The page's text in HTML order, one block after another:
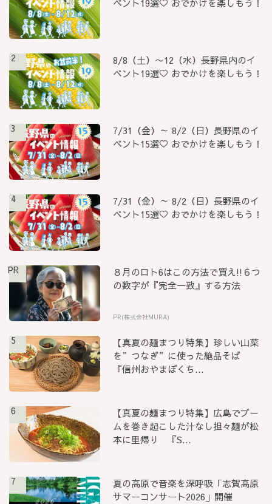
ベント19選♡ おでかけを楽しもう！
2
8/8（土）〜12（水）長野県内のイ
ベント19選♡ おでかけを楽しもう！
3
7/31（金）～ 8/2（日）長野県のイ
ベント15選♡ おでかけを楽しもう！
4
7/31（金）～ 8/2（日）長野県のイ
ベント15選♡ おでかけを楽しもう！
PR
８月のロト6はこの方法で買え!!６つ
の数字が『完全一致』する方法
PR(株式会社MURA)
5
【真夏の麺まつり特集】珍しい山菜
を”つなぎ”に使った絶品そば
『信州おやまぼくち...
6
【真夏の麺まつり特集】広島でブー
ムを巻き起こした汁なし担々麺が松
本に里帰り 『S...
7
夏の高原で音楽を深呼吸「志賀高原
サマーコンサート2026」開催